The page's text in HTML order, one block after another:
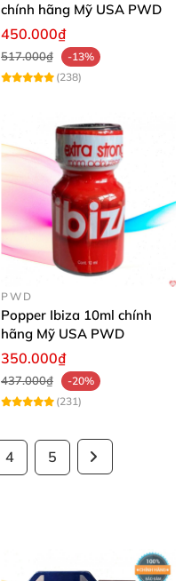
chính hãng Mỹ USA PWD
450.000₫
517.000₫
-13%
(238)
PWD
Popper Ibiza 10ml chính
hãng Mỹ USA PWD
350.000₫
437.000₫
-20%
(231)
4 5